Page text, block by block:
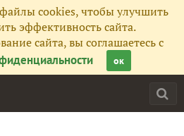
cookies, чтобы улучшить
эффективность сайта.
сайта, вы соглашаетесь с
ок